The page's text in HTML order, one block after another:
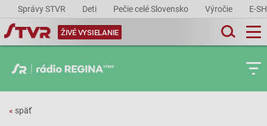
Správy STVR Deti Pečie celé Slovensko Výročie E-
ŽIVÉ VYSIELANIE
« späť